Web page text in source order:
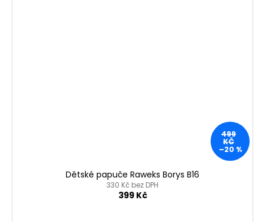
499
KČ
–20 %
Dětské papuče Raweks Borys B16
330 Kč bez DPH
399 Kč